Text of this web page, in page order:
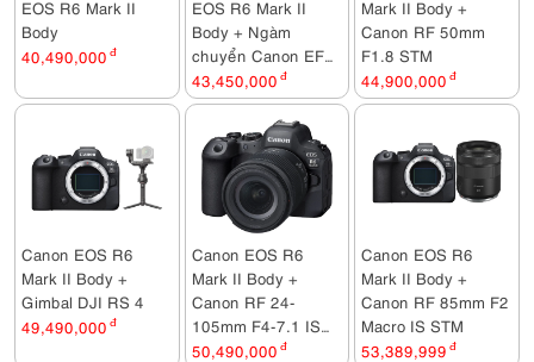
EOS R6 Mark II
Body
40,490,000 đ
EOS R6 Mark II
Body + Ngàm
chuyển Canon EF
sang EOS R (EF-
EOS R)
43,450,000 đ
Mark II Body +
Canon RF 50mm
F1.8 STM
44,900,000 đ
Canon EOS R6
Mark II Body +
Gimbal DJI RS 4
49,490,000 đ
Canon EOS R6
Mark II Body +
Canon RF 24-
105mm F4-7.1 IS
STM
50,490,000 đ
Canon EOS R6
Mark II Body +
Canon RF 85mm F2
Macro IS STM
53,389,999 đ